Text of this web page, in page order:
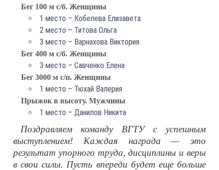
Бег 100 м с/б. Женщины
1 место – Кобелева Елизавета
2 место – Титова Ольга
3 место – Варнахова Виктория
Бег 400 м с/б. Женщины
3 место – Савченко Елена
Бег 3000 м с/п. Женщины
1 место – Тюхай Валерия
Прыжок в высоту. Мужчины
1 место – Данилов Никита
Поздравляем команду ВГТУ с успешным
выступлением! Каждая награда — это
результат упорного труда, дисциплины и веры
в свои силы. Пусть впереди будет еще больше